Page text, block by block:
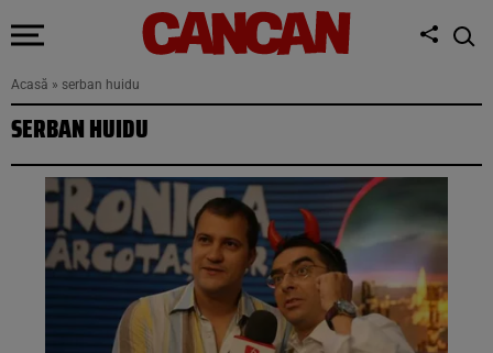
Acasă » serban huidu
SERBAN HUIDU